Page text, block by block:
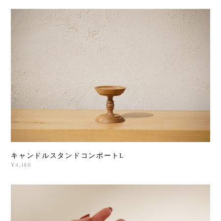
キャンドルスタンドコンポートL
¥4,180